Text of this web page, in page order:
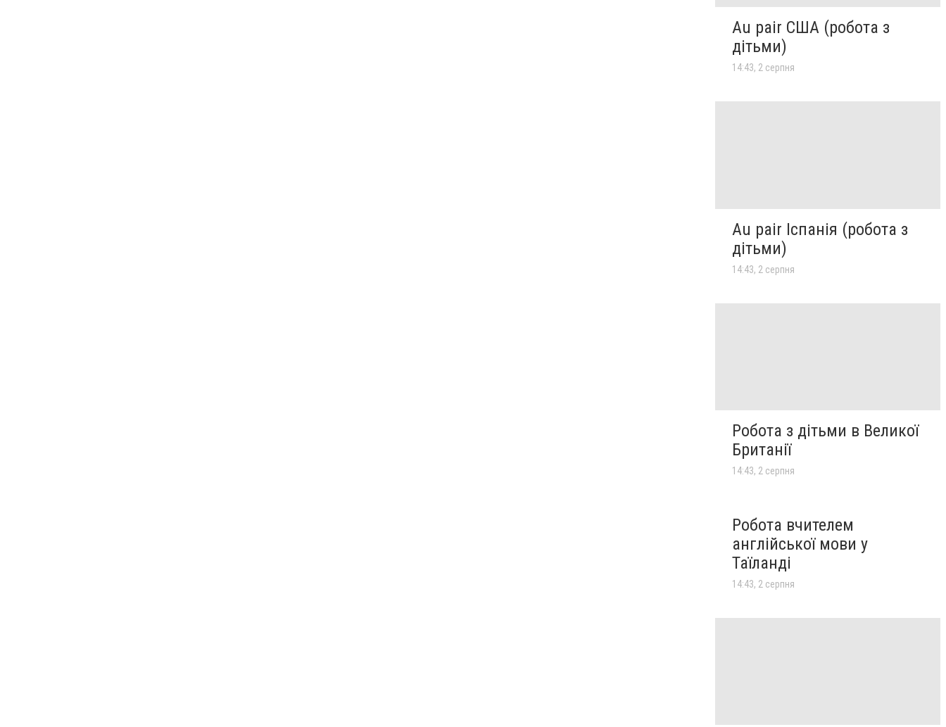
Au pair США (робота з
дітьми)
14:43, 2 серпня
Au pair Іспанія (робота з
дітьми)
14:43, 2 серпня
Робота з дітьми в Великої
Британії
14:43, 2 серпня
Робота вчителем
англійської мови у
Таїланді
14:43, 2 серпня